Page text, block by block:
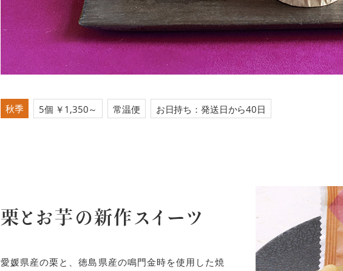
秋季 5個 ￥1,350～ 常温便 お日持ち：発送日から40日
栗とお芋の新作スイーツ
愛媛県産の栗と、徳島県産の鳴門金時を使用した焼